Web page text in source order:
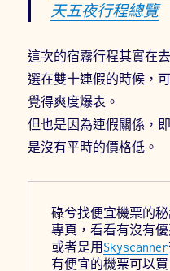
天五夜行程總覽
這次的宿霧行程其實在
選在雙十連假的時候，
覺得爽度爆表。
但也是因為連假關係，
是沒有平時的價格低。
碌兮找便宜機票的
專頁，看看有沒有優
或者是用 Skyscanner
有便宜的機票可以買